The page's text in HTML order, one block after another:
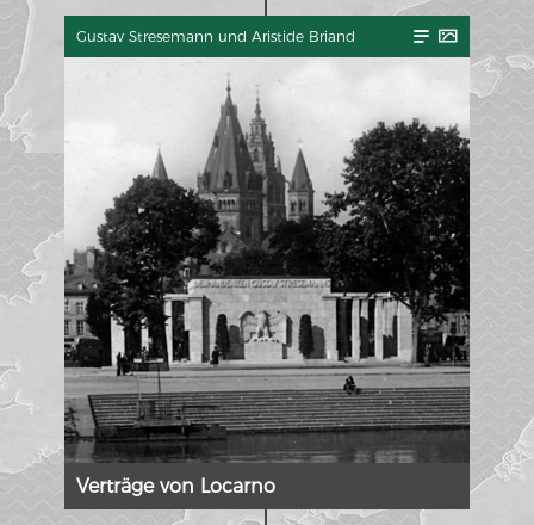
Gustav Stresemann und Aristide Briand
Verträge von Locarno